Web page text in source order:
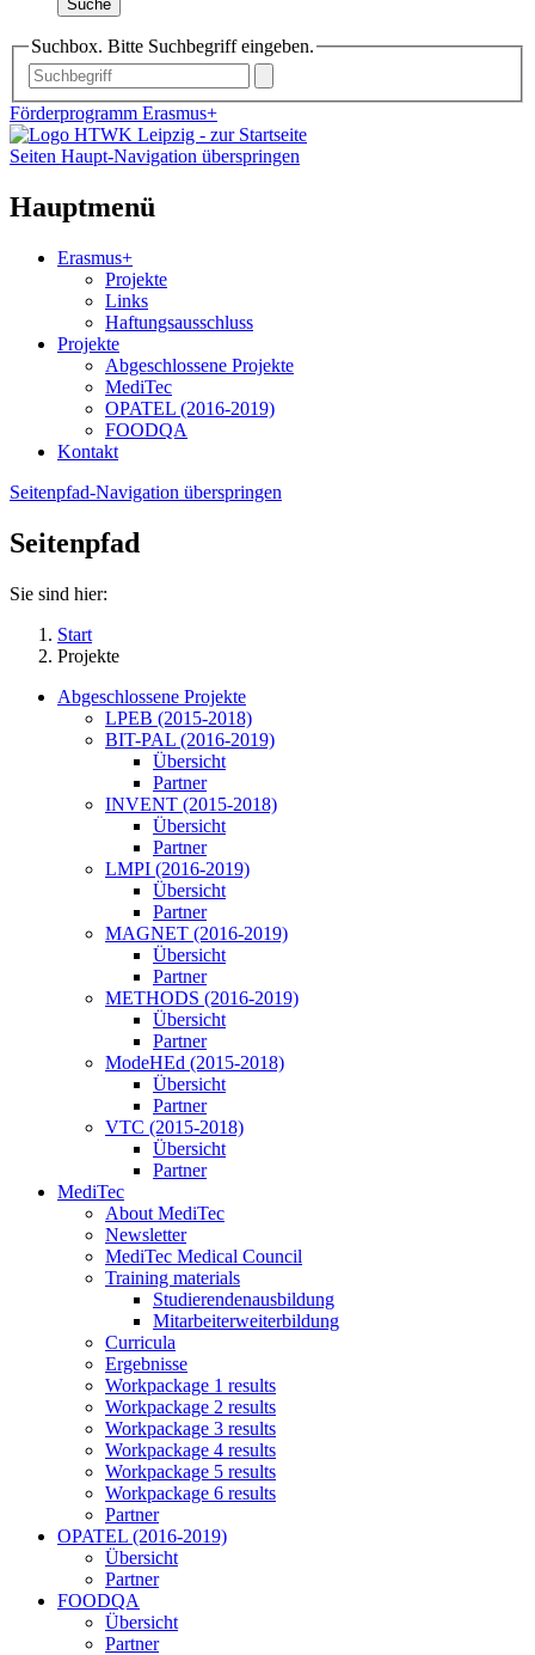
Suche
Suchbox. Bitte Suchbegriff eingeben.
Förderprogramm Erasmus+
Seiten Haupt-Navigation überspringen
Hauptmenü
Erasmus+
Projekte
Links
Haftungsausschluss
Projekte
Abgeschlossene Projekte
MediTec
OPATEL (2016-2019)
FOODQA
Kontakt
Seitenpfad-Navigation überspringen
Seitenpfad
Sie sind hier:
Start
Projekte
Abgeschlossene Projekte
LPEB (2015-2018)
BIT-PAL (2016-2019)
Übersicht
Partner
INVENT (2015-2018)
Übersicht
Partner
LMPI (2016-2019)
Übersicht
Partner
MAGNET (2016-2019)
Übersicht
Partner
METHODS (2016-2019)
Übersicht
Partner
ModeHEd (2015-2018)
Übersicht
Partner
VTC (2015-2018)
Übersicht
Partner
MediTec
About MediTec
Newsletter
MediTec Medical Council
Training materials
Studierendenausbildung
Mitarbeiterweiterbildung
Curricula
Ergebnisse
Workpackage 1 results
Workpackage 2 results
Workpackage 3 results
Workpackage 4 results
Workpackage 5 results
Workpackage 6 results
Partner
OPATEL (2016-2019)
Übersicht
Partner
FOODQA
Übersicht
Partner